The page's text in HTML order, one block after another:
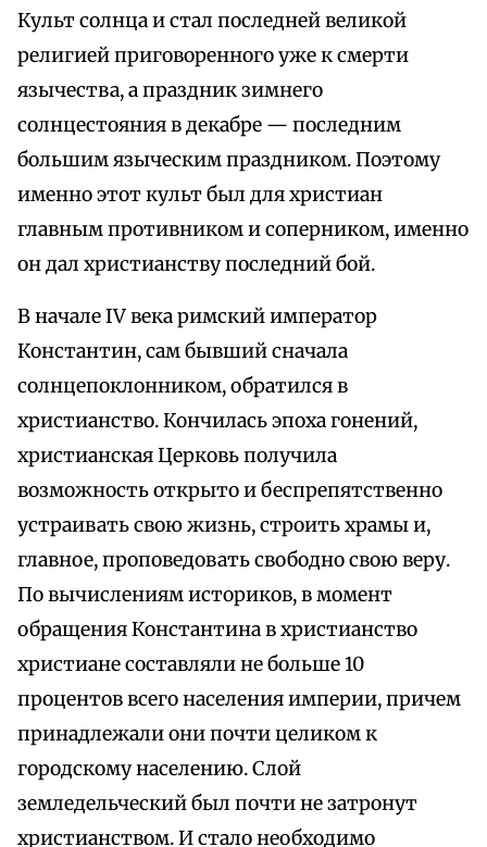
Культ солнца и стал последней великой
религией приговоренного уже к смерти
язычества, а праздник зимнего
солнцестояния в декабре — последним
большим языческим праздником. Поэтому
именно этот культ был для христиан
главным противником и соперником, именно
он дал христианству последний бой.
В начале IV века римский император
Константин, сам бывший сначала
солнцепоклонником, обратился в
христианство. Кончилась эпоха гонений,
христианская Церковь получила
возможность открыто и беспрепятственно
устраивать свою жизнь, строить храмы и,
главное, проповедовать свободно свою веру.
По вычислениям историков, в момент
обращения Константина в христианство
христиане составляли не больше 10
процентов всего населения империи, причем
принадлежали они почти целиком к
городскому населению. Слой
земледельческий был почти не затронут
христианством. И стало необходимо